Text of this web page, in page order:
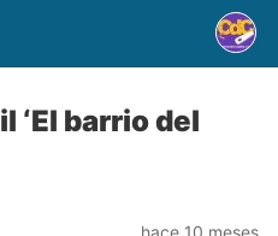
‘El barrio del
hace 10 meses